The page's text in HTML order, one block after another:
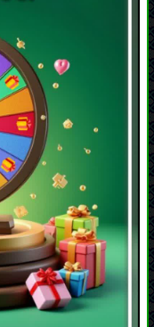
لیست برندگان
روزانه ماه بندگی خدا